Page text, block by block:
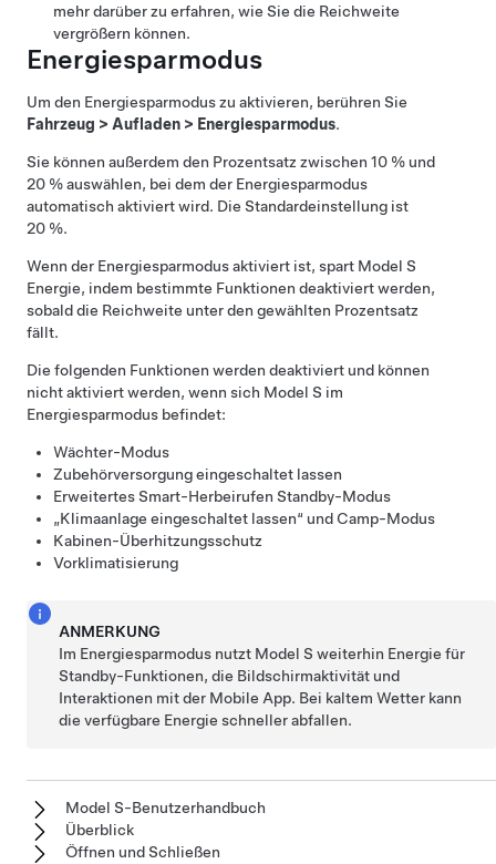
mehr darüber zu erfahren, wie Sie die Reichweite
vergrößern können.
Energiesparmodus
Um den Energiesparmodus zu aktivieren, berühren Sie
Fahrzeug > Aufladen > Energiesparmodus.
Sie können außerdem den Prozentsatz zwischen 10 % und
20 % auswählen, bei dem der Energiesparmodus
automatisch aktiviert wird. Die Standardeinstellung ist
20 %.
Wenn der Energiesparmodus aktiviert ist, spart Model S
Energie, indem bestimmte Funktionen deaktiviert werden,
sobald die Reichweite unter den gewählten Prozentsatz
fällt.
Die folgenden Funktionen werden deaktiviert und können
nicht aktiviert werden, wenn sich Model S im
Energiesparmodus befindet:
Wächter-Modus
Zubehörversorgung eingeschaltet lassen
Erweitertes Smart-Herbeirufen Standby-Modus
„Klimaanlage eingeschaltet lassen“ und Camp-Modus
Kabinen-Überhitzungsschutz
Vorklimatisierung
ANMERKUNG
Im Energiesparmodus nutzt Model S weiterhin Energie für
Standby-Funktionen, die Bildschirmaktivität und
Interaktionen mit der Mobile App. Bei kaltem Wetter kann
die verfügbare Energie schneller abfallen.
Model S-Benutzerhandbuch
Überblick
Öffnen und Schließen